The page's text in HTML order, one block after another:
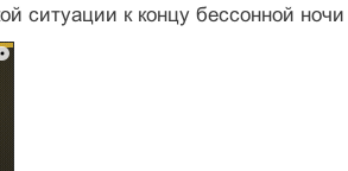
ситуации к концу бессонной